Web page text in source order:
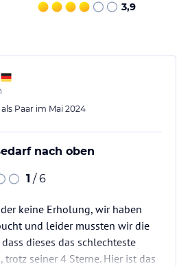
3,9
Paar im Mai 2024
nach oben
1 / 6
keine Erholung, wir haben
und leider mussten wir die
dieses das schlechteste
seiner 4 Sterne. Hier ist das